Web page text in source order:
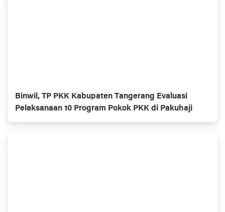
Binwil, TP PKK Kabupaten Tangerang Evaluasi
Pelaksanaan 10 Program Pokok PKK di Pakuhaji